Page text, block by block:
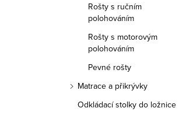
Rošty s ručním
polohováním
Rošty s motorovým
polohováním
Pevné rošty
Matrace a přikrývky
Odkládací stolky do ložnice